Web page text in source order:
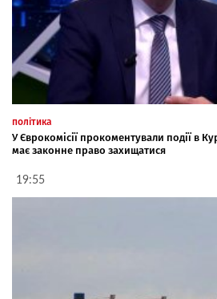
політика
У Єврокомісії прокоментували події в
має законне право захищатися
19:55